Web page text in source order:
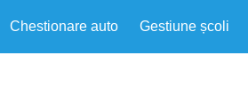
Chestionare auto Gestiune școli